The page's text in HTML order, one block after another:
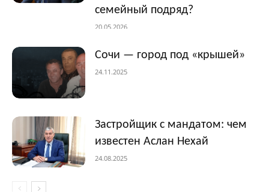
семейный подряд?
20.05.2026
Сочи — город под «крышей»
24.11.2025
Застройщик с мандатом: чем
известен Аслан Нехай
24.08.2025